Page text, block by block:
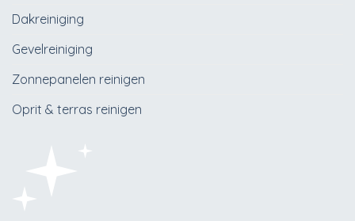
Dakreiniging
Gevelreiniging
Zonnepanelen reinigen
Oprit & terras reinigen